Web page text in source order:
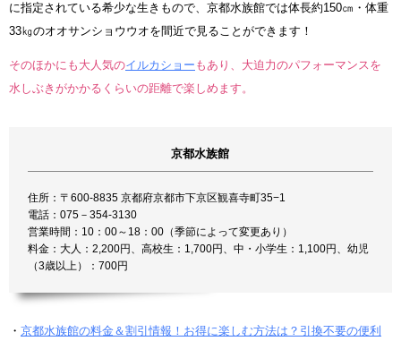
に指定されている希少な生きもので、京都水族館では体長約150㎝・体重
33㎏のオオサンショウウオを間近で見ることができます！
そのほかにも大人気のイルカショー もあり、大迫力のパフォーマンスを
水しぶきがかかるくらいの距離で楽しめます。
京都水族館
住所：〒600-8835 京都府京都市下京区観喜寺町35−1
電話：075－354-3130
営業時間：10：00～18：00（季節によって変更あり）
料金：大人：2,200円、高校生：1,700円、中・小学生：1,100円、幼児
（3歳以上）：700円
・ 京都水族館の料金＆割引情報！お得に楽しむ方法は？引換不要の便利